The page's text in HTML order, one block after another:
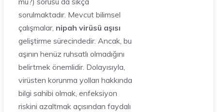
sorulmaktadır. Mevcut bilimsel
çalışmalar, nipah virüsü aşısı
geliştirme sürecindedir. Ancak, bu
aşının henüz ruhsatlı olmadığını
belirtmek önemlidir. Dolayısıyla,
virüsten korunma yolları hakkında
bilgi sahibi olmak, enfeksiyon
riskini azaltmak açısından faydalı